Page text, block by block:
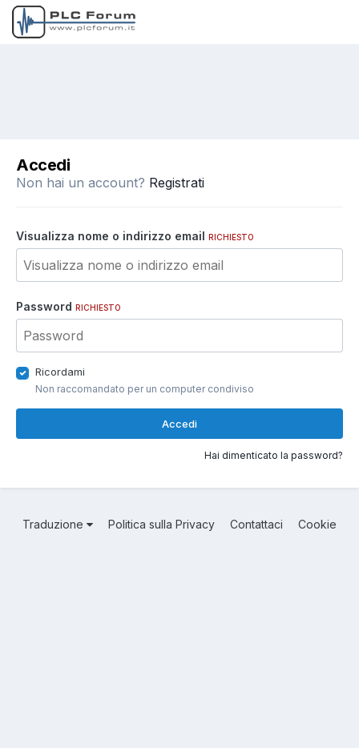
Accedi
Non hai un account? Registrati
Visualizza nome o indirizzo email RICHIESTO
Password RICHIESTO
Ricordami
Non raccomandato per un computer condiviso
Accedi
Hai dimenticato la password?
Traduzione Politica sulla Privacy Contattaci Cookie